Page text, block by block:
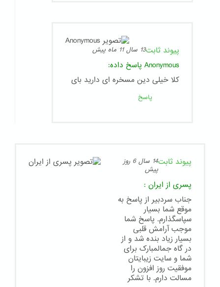
پیوند ثابت13 سال 11 ماه پیش
Anonymous پاسخ داده:
کلا خیلی دین مسخره ای دارید بای
پاسخ
پیوند ثابت
14 سال 6 روز
پیش
پسری از ایران :
جناب سردبیر از پاسخ به
موقع شما بسیار
سپاسگذارم. پاسخ شما
موجب آرامش قلبی
بسیار زیاد بنده شد و از
در گاه جمالمبارک برای
شما و سایت زیبایتان
موفقیت روز افزون را
مسالت دارم. با تشکر